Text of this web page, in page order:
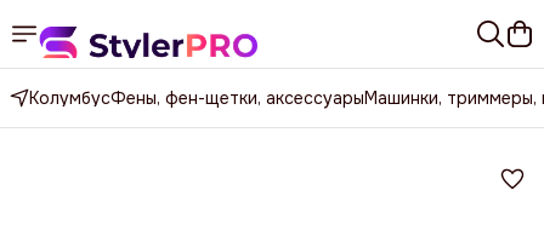
КолумбусФены, фен-щетки, аксессуарыМашинки, триммеры,